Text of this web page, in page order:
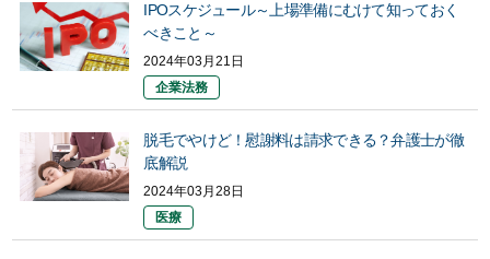
IPOスケジュール～上場準備にむけて知っておく
べきこと～
2024年03月21日
企業法務
脱毛でやけど！慰謝料は請求できる？弁護士が徹
底解説
2024年03月28日
医療